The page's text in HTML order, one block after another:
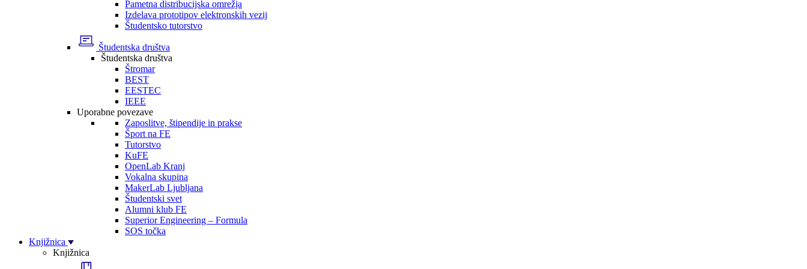
Pametna distribucijska omrežja
Izdelava prototipov elektronskih vezij
Študentsko tutorstvo
Študentska društva
Študentska društva
Štromar
BEST
EESTEC
IEEE
Uporabne povezave
Zaposlitve, štipendije in prakse
Šport na FE
Tutorstvo
KuFE
OpenLab Kranj
Vokalna skupina
MakerLab Ljubljana
Študentski svet
Alumni klub FE
Superior Engineering – Formula
SOS točka
Knjižnica
Knjižnica